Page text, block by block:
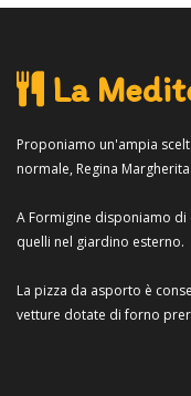
La
Proponiamo un'ampia
normale, Regina
A Formigine disponiamo
quelli nel giardino esterno.
La pizza da asporto è
vetture dotate di forno